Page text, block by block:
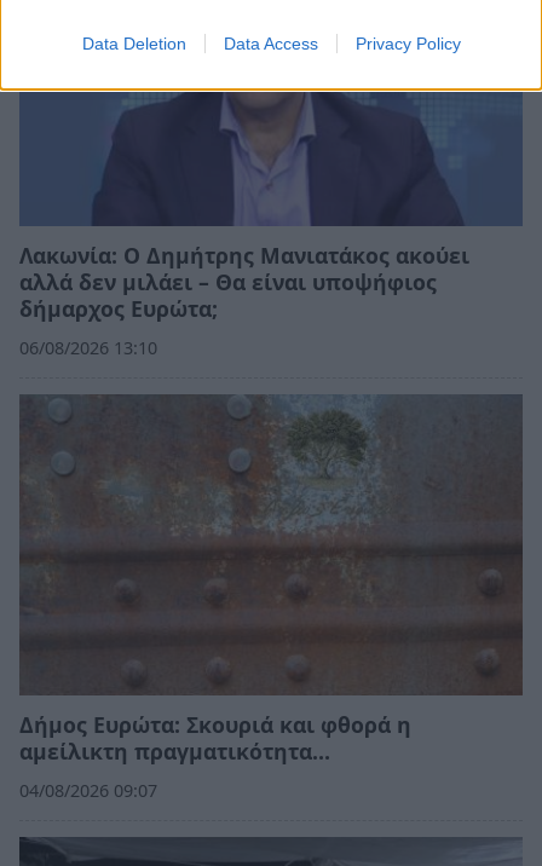
Data Deletion Data Access Privacy Policy
Λακωνία: Ο Δημήτρης Μανιατάκος ακούει
αλλά δεν μιλάει – Θα είναι υποψήφιος
δήμαρχος Ευρώτα;
06/08/2026 13:10
Δήμος Ευρώτα: Σκουριά και φθορά η
αμείλικτη πραγματικότητα…
04/08/2026 09:07